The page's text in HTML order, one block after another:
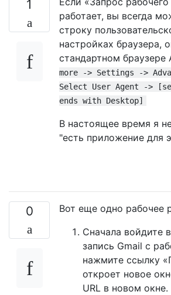
1
работает, вы всегда
строку
настройках браузера,
стандартном браузере
more -> Settings ->
Select User Agent ->
ends with Desktop]
В настоящее время я
"есть приложение для
0
Вот еще одно рабочее
Сначала войдите
запись Gmail с
нажмите ссылку
откроет новое
URL в новом